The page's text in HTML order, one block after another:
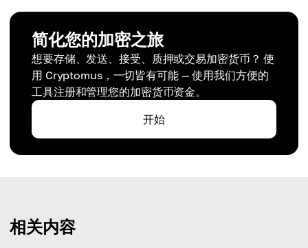
简化您的加密之旅
想要存储、发送、接受、质押或交易加密货币？ 使
用 Cryptomus，一切皆有可能 — 使用我们方便的
工具注册和管理您的加密货币资金。
开始
相关内容